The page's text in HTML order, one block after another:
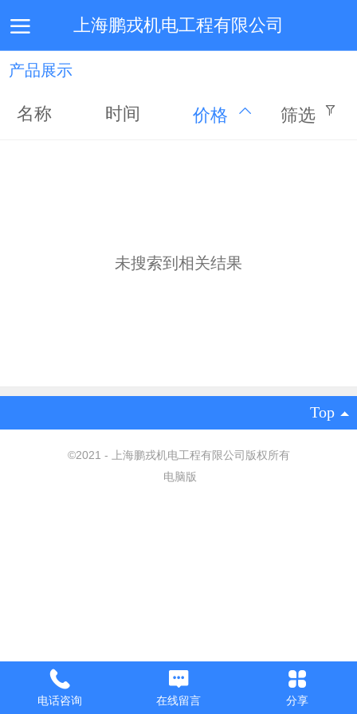
上海鹏戎机电工程有限公司
首页
产品展示
名称 时间 价格 筛选
未搜索到相关结果
Top
©2021 - 上海鹏戎机电工程有限公司版权所有
电脑版
电话咨询 在线留言 分享